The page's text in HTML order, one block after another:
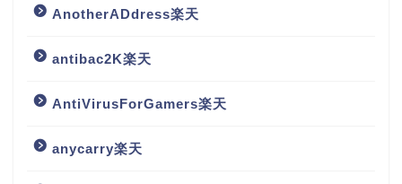
AnotherADdress楽天
antibac2K楽天
AntiVirusForGamers楽天
anycarry楽天